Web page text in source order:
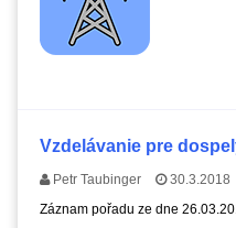
Vzdelávanie pre
Petr Taubinger
30.3.2018
Záznam pořadu ze dne